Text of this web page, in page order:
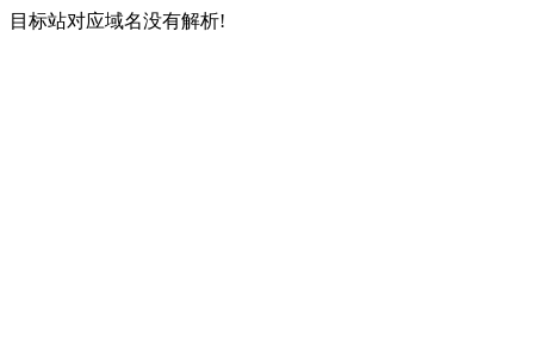
目标站对应域名没有解析!